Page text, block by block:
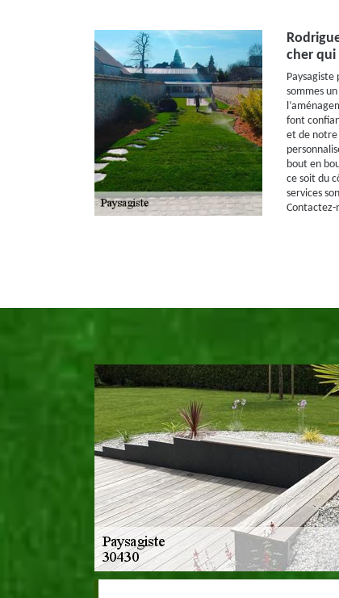
cher qui
Paysagiste
sommes
font
et de notre
bout en
ce soit du
services
Contactez-